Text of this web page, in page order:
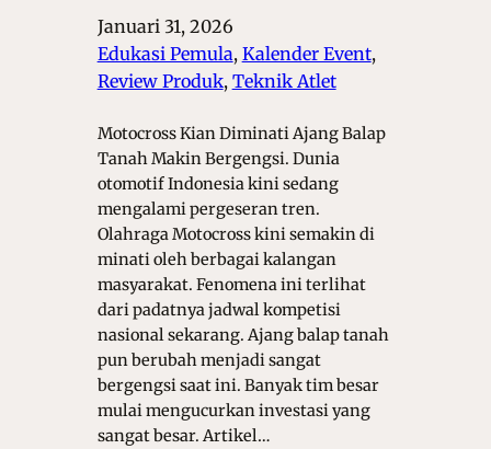
Januari 31, 2026
Edukasi Pemula, Kalender Event ,
Review Produk, Teknik Atlet
Motocross Kian Diminati Ajang Balap
Tanah Makin Bergengsi. Dunia
otomotif Indonesia kini sedang
mengalami pergeseran tren.
Olahraga Motocross kini semakin di
minati oleh berbagai kalangan
masyarakat. Fenomena ini terlihat
dari padatnya jadwal kompetisi
nasional sekarang. Ajang balap tanah
pun berubah menjadi sangat
bergengsi saat ini. Banyak tim besar
mulai mengucurkan investasi yang
sangat besar. Artikel…